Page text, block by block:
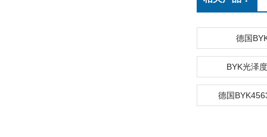
德国
BYK光泽
德国